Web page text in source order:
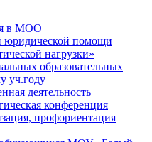
в МОО
юридической помощи
нагрузки»
образовательных
уч.году
деятельность
конференция
профориентация